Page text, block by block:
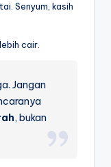
Senyum, kasih
cair.
Jangan
, bukan